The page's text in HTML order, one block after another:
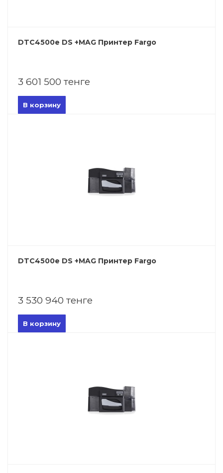
DTC4500e DS +MAG Принтер Fargo
3 601 500 тенге
В корзину
DTC4500e DS +MAG Принтер Fargo
3 530 940 тенге
В корзину